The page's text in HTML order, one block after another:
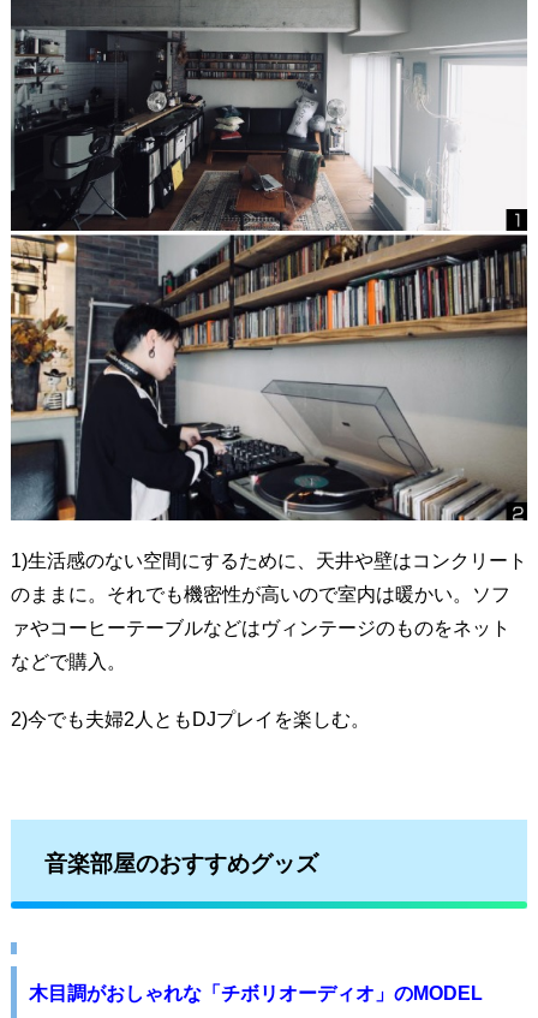
1)生活感のない空間にするために、天井や壁はコンクリート
のままに。それでも機密性が高いので室内は暖かい。ソフ
ァやコーヒーテーブルなどはヴィンテージのものをネット
などで購入。
2)今でも夫婦2人ともDJプレイを楽しむ。
音楽部屋のおすすめグッズ
木目調がおしゃれな「チボリオーディオ」のMODEL